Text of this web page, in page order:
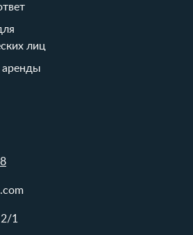
лиц
аренды
2/1